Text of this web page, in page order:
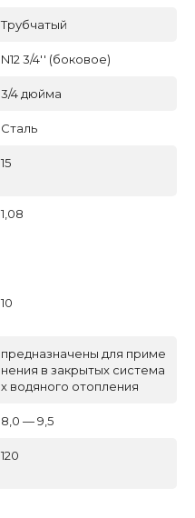
Трубчатый
N12 3/4'' (боковое)
3/4 дюйма
Сталь
15
1,08
10
предназначены для приме
нения в закрытых система
х водяного отопления
8,0 — 9,5
120